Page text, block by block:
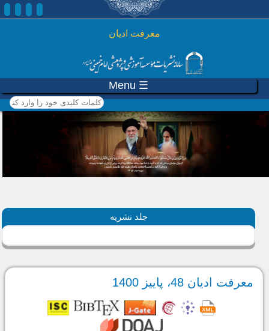
رفتن به محتوای اصلی
معرفت ادیان
☰ Menu
کلمات کلیدی خود را وارد
کنید
جلد نشریه
معرفت ادیان 48، پاییز 1400